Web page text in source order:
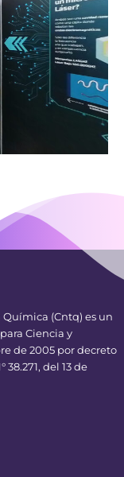
(Cntq) es un
Ciencia y
de 2005 por decreto
del 13 de